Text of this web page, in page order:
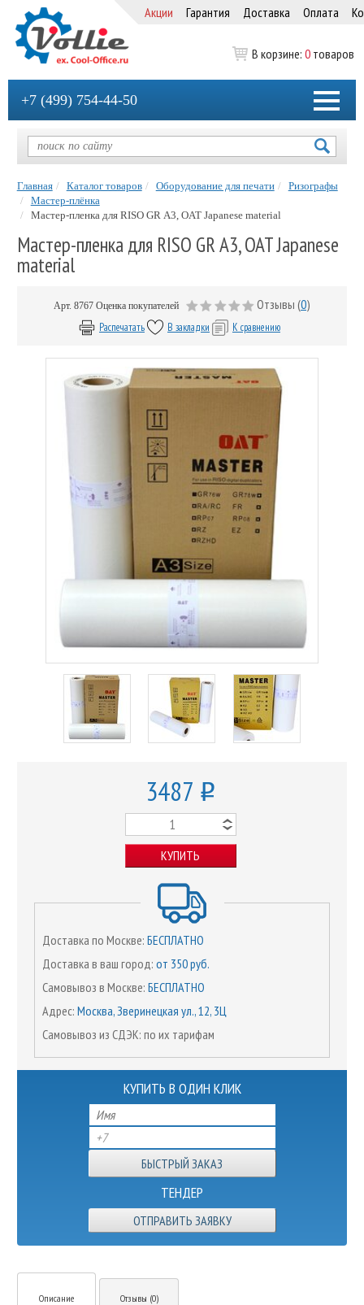
Акции Гарантия Доставка Оплата
В корзине: 0 товаров
+7 (499) 754-44-50
Главная Каталог товаров Оборудование для печати
Ризографы
Мастер-плёнка
Мастер-пленка для RISO GR А3, OAT Japanese material
Мастер-пленка для RISO GR А3, OAT Japanese
material
Арт. 8767 Оценка покупателей Отзывы (0)
Распечатать В закладки К сравнению
3487 o
КУПИТЬ
Доставка по Москве: БЕСПЛАТНО
Доставка в ваш город: от 350 руб.
Самовывоз в Москве: БЕСПЛАТНО
Адрес: Москва, Зверинецкая ул., 12, 3Ц
Самовывоз из СДЭК: по их тарифам
КУПИТЬ В ОДИН КЛИК
ТЕНДЕР
ОТПРАВИТЬ ЗАЯВКУ
Описание Отзывы (0)